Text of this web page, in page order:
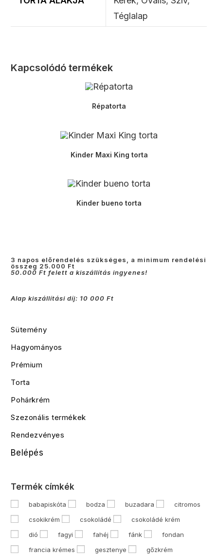
Téglalap
Kapcsolódó termékek
Répatorta
Kinder Maxi King torta
Kinder bueno torta
3 napos előrendelés szükséges, a minimum rendelési
összeg 25.000 Ft
50.000 Ft felett a kiszállítás ingyenes!
Alap kiszállítási díj: 10 000 Ft
Sütemény
Hagyományos
Prémium
Torta
Pohárkrém
Szezonális termékek
Rendezvényes
Belépés
Termék címkék
babapiskóta bodza buzadara
citromos
csokikrém
csokoládé
csokoládé krém
dió
fagyi fahéj fánk
fondan
francia krémes
gesztenye
gőzkrém